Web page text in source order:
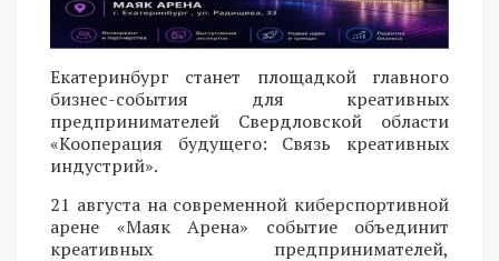
Екатеринбург станет площадкой главного
бизнес-события для креативных
предпринимателей Свердловской области
«Кооперация будущего: Связь креативных
индустрий».
21 августа на современной киберспортивной
арене «Маяк Арена» событие объединит
креативных предпринимателей,